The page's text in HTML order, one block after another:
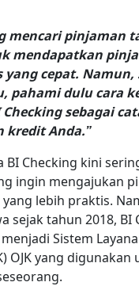
mencari pinjaman
mendapatkan
yang cepat. Namun,
pahami dulu cara
sebagai
kredit Anda.”
BI Checking kini
ingin mengajukan
lebih praktis.
sejak tahun 2018, BI
Sistem
OJK yang